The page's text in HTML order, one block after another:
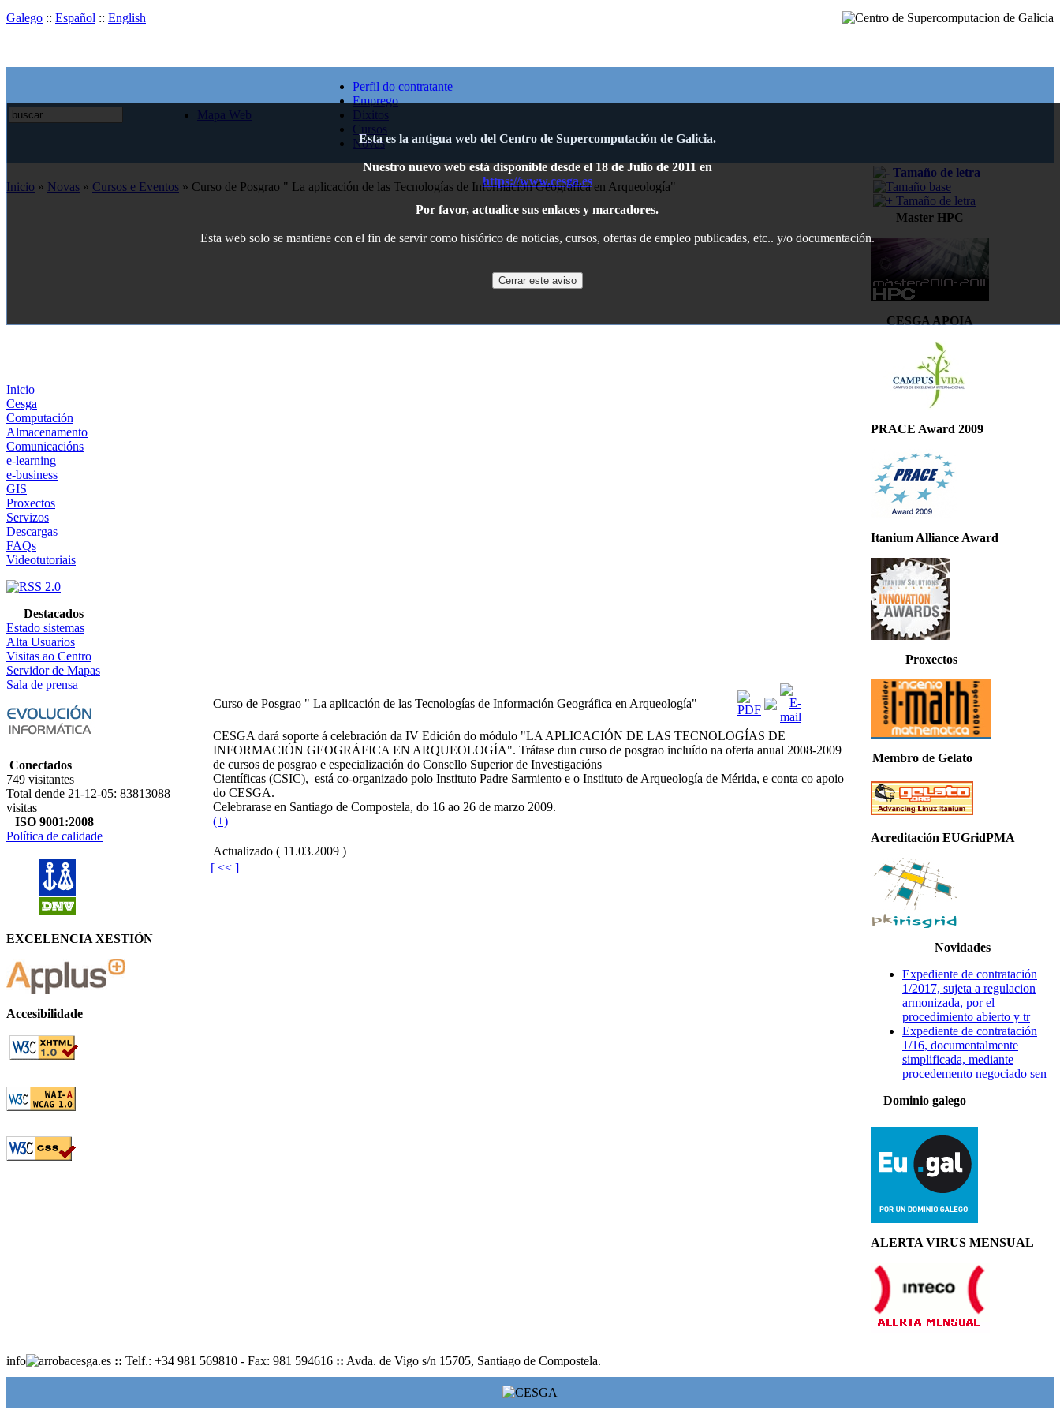
Esta es la antigua web del Centro de Supercomputación de Galicia.
Nuestro nuevo web está disponible desde el 18 de Julio de 2011 en
https://www.cesga.es
Por favor, actualice sus enlaces y marcadores.
Esta web solo se mantiene con el fin de servir como histórico de noticias, cursos, ofertas de empleo publicadas, etc.. y/o documentación.
Galego :: Español :: English
Mapa Web
Perfil do contratante
Emprego
Dixitos
Cursos
Novas
Inicio » Novas » Cursos e Eventos » Curso de Posgrao " La aplicación de las Tecnologías de Información Geográfica en Arqueología"
Inicio
Cesga
Computación
Almacenamento
Comunicacións
e-learning
e-business
GIS
Proxectos
Servizos
Descargas
FAQs
Videotutoriais
Destacados
Estado sistemas
Alta Usuarios
Visitas ao Centro
Servidor de Mapas
Sala de prensa
Conectados
749 visitantes
Total dende 21-12-05: 83813088
visitas
ISO 9001:2008
Política de calidade
EXCELENCIA XESTIÓN
Accesibilidade
Curso de Posgrao " La aplicación de las Tecnologías de Información Geográfica en Arqueología"
CESGA dará soporte á celebración da IV Edición do módulo "LA APLICACIÓN DE LAS TECNOLOGÍAS DE
INFORMACIÓN GEOGRÁFICA EN ARQUEOLOGÍA". Trátase dun curso de posgrao incluído na oferta anual 2008-2009
de cursos de posgrao e especialización do Consello Superior de Investigacións
Científicas (CSIC), está co-organizado polo Instituto Padre Sarmiento e o Instituto de Arqueología de Mérida, e conta co apoio
do CESGA.
Celebrarase en Santiago de Compostela, do 16 ao 26 de marzo 2009.
(+)
Actualizado ( 11.03.2009 )
[ << ]
Master HPC
CESGA APOIA
PRACE Award 2009
Itanium Alliance Award
Proxectos
Membro de Gelato
Acreditación EUGridPMA
Novidades
Expediente de contratación
1/2017, sujeta a regulacion
armonizada, por el
procedimiento abierto y tr
Expediente de contratación
1/16, documentalmente
simplificada, mediante
procedemento negociado sen
Dominio galego
ALERTA VIRUS MENSUAL
info cesga.es :: Telf.: +34 981 569810 - Fax: 981 594616 :: Avda. de Vigo s/n 15705, Santiago de Compostela.